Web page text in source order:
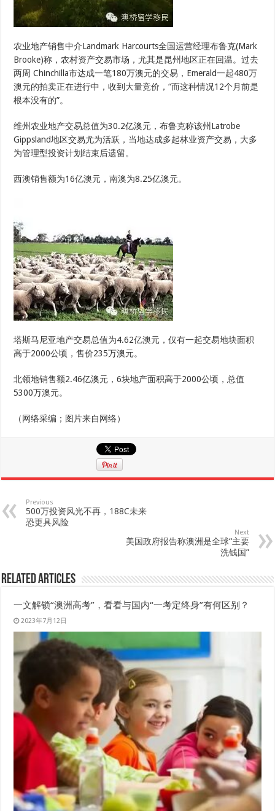
农业地产销售中介Landmark Harcourts全国运营经理布鲁克(Mark
Brooke)称，农村资产交易市场，尤其是昆州地区正在回温。过去
两周 Chinchilla市达成一笔180万澳元的交易，Emerald一起480万
澳元的拍卖正在进行中，收到大量竞价，“而这种情况12个月前是
根本没有的”。
维州农业地产交易总值为30.2亿澳元，布鲁克称该州Latrobe
Gippsland地区交易尤为活跃，当地达成多起林业资产交易，大多
为管理型投资计划结束后遗留。
西澳销售额为16亿澳元，南澳为8.25亿澳元。
塔斯马尼亚地产交易总值为4.62亿澳元，仅有一起交易地块面积
高于2000公顷，售价235万澳元。
北领地销售额2.46亿澳元，6块地产面积高于2000公顷，总值
5300万澳元。
（网络采编；图片来自网络）
Previous
500万投资风光不再，188C未来
恐更具风险
Next
美国政府报告称澳洲是全球“主要
洗钱国”
Related Articles
一文解锁“澳洲高考”，看看与国内“一考定终身”有何区别？
2023年7月12日